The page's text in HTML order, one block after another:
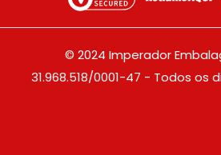
© 2024 Imperador
31.968.518/0001-47 - Todos os